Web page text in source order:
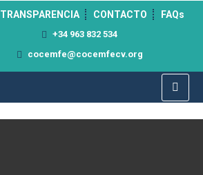
TRANSPARENCIA CONTACTO FAQs
+34 963 832 534
cocemfe@cocemfecv.org